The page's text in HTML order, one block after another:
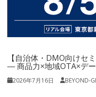
【自治体・DMO向けセ
― 商品力×地域OTA×デ
2026年7月16日 BEYOND-